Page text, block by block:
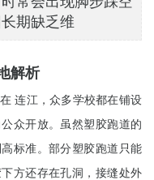
期缺乏维
解析
连江，众多学校都在铺设
众开放。虽然塑胶跑道的
标准。部分塑胶跑道只能
方还存在孔洞，接缝处外